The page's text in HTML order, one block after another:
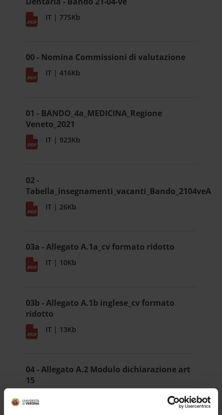
IT | 775Kb
00 - Nomina Commissioni di valutazione
IT | 416Kb
01 - BANDO_4a_MEDICINA_Regione
Veneto_2021
IT | 923Kb
02 -
Tabella_insegnamenti_vacanti_Bando_2104veA
IT | 26Kb
03a - Allegato A.1a_cv formato ridotto
IT | 10Kb
03b - Allegato A.1b inglese_cv formato
ridotto
IT | 13Kb
04 - Allegato A.2 Modulo dichiarazione art
15